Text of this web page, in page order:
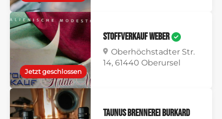
Jetzt geschlossen
Stoffverkauf Weber
Oberhöchstadter Str.
14, 61440 Oberursel
Taunus Brennerei Burkard